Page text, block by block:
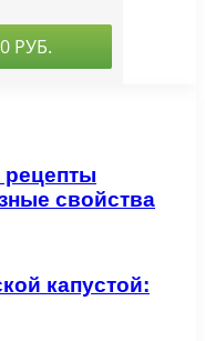
свойства
капустой: